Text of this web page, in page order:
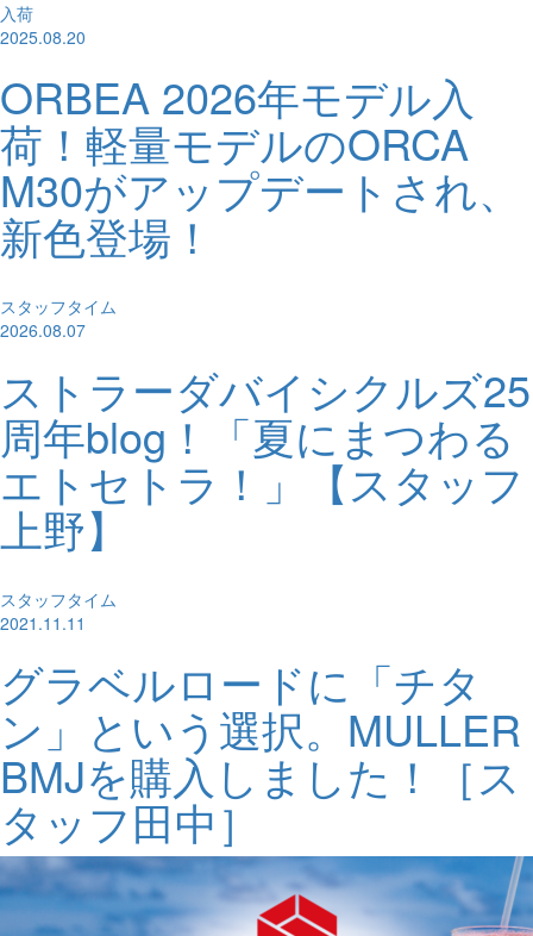
入荷
2025.08.20
ORBEA 2026年モデル入
荷！軽量モデルのORCA
M30がアップデートされ、
新色登場！
スタッフタイム
2026.08.07
ストラーダバイシクルズ25
周年blog！「夏にまつわる
エトセトラ！」【スタッフ
上野】
スタッフタイム
2021.11.11
グラベルロードに「チタ
ン」という選択。MULLER
BMJを購入しました！［ス
タッフ田中］